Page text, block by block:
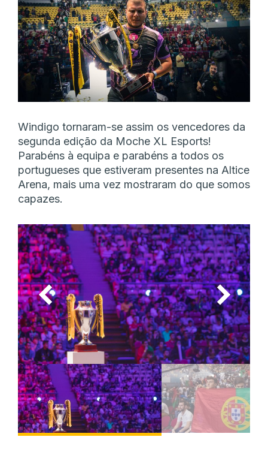
Windigo tornaram-se assim os vencedores da
segunda edição da Moche XL Esports!
Parabéns à equipa e parabéns a todos os
portugueses que estiveram presentes na Altice
Arena, mais uma vez mostraram do que somos
capazes.